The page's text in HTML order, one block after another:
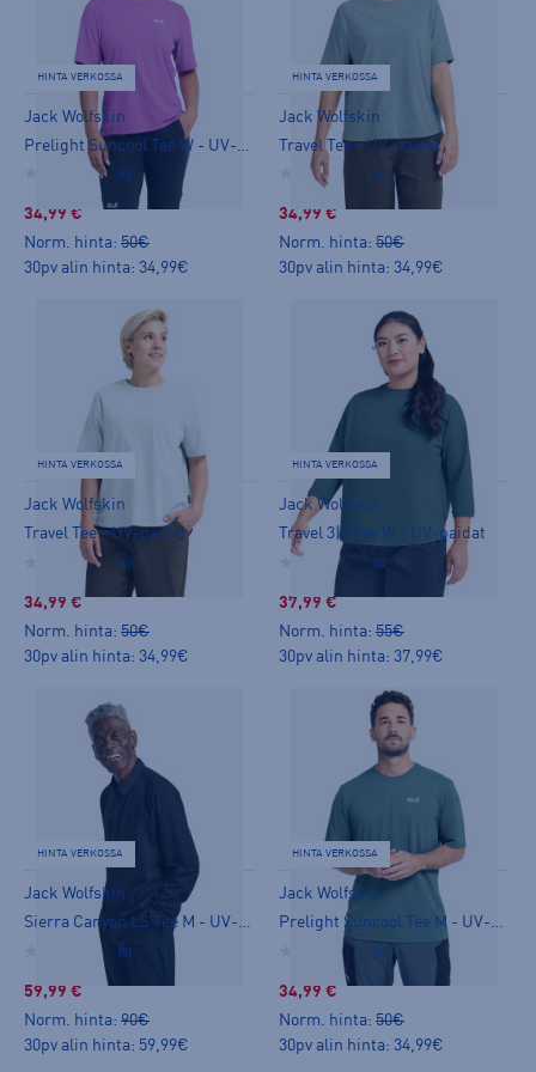
HINTA VERKOSSA
Jack Wolfskin
(0)
34,99 €
Norm. hinta: 50€
30pv alin hinta: 34,99€
HINTA VERKOSSA
Jack Wolfskin
Travel Tee - UV-paidat
(0)
34,99 €
Norm. hinta: 50€
30pv alin hinta: 34,99€
HINTA VERKOSSA
Jack Wolfskin
Travel Tee - UV-paidat
(0)
34,99 €
Norm. hinta: 50€
30pv alin hinta: 34,99€
HINTA VERKOSSA
Jack Wolfskin
Travel 3|4 Tee W - UV-paidat
(0)
37,99 €
Norm. hinta: 55€
30pv alin hinta: 37,99€
HINTA VERKOSSA
Jack Wolfskin
Sierra Canyon LS Tee M - UV-paidat
(0)
59,99 €
Norm. hinta: 90€
30pv alin hinta: 59,99€
HINTA VERKOSSA
Jack Wolfskin
Prelight Suncool Tee M - UV-paidat
(0)
34,99 €
Norm. hinta: 50€
30pv alin hinta: 34,99€